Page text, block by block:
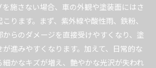
を施さない場合、車の外観や塗装面にはさ
ります。まず、紫外線や酸性雨、鉄粉、
からのダメージを直接受けやすくなり、塗
進みやすくなります。加えて、日常的な
かなキズが増え、艶やかな光沢が失われ